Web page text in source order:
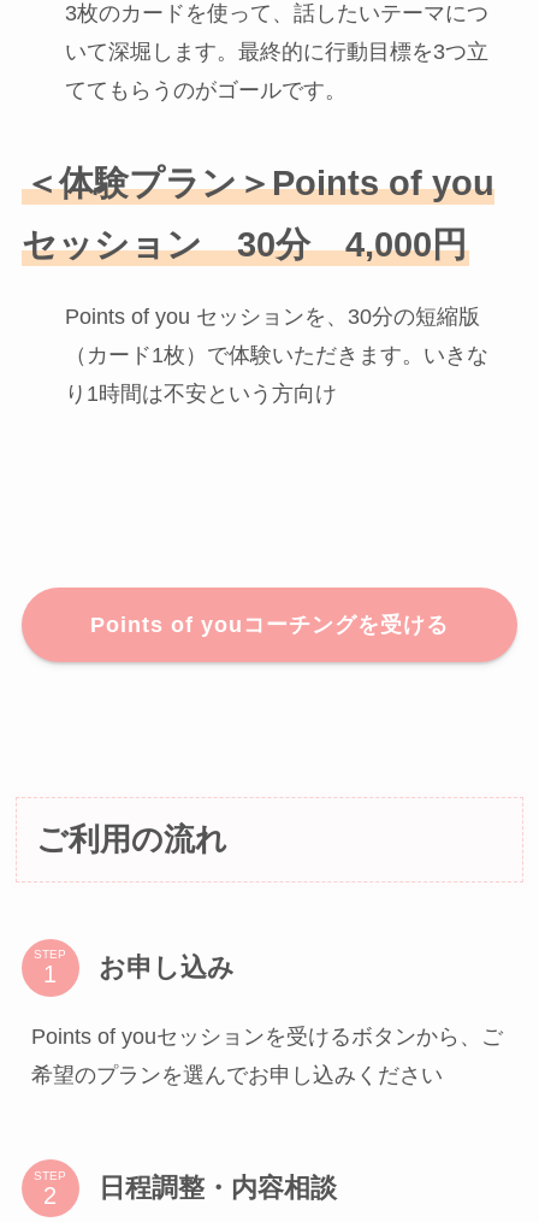
3枚のカードを使って、話したいテーマにつ
いて深堀します。最終的に行動目標を3つ立
ててもらうのがゴールです。
＜体験プラン＞Points of you
セッション 30分 4,000円
Points of you セッションを、30分の短縮版
（カード1枚）で体験いただきます。いきな
り1時間は不安という方向け
Points of youコーチングを受ける
ご利用の流れ
STEP お申し込み
Points of youセッションを受けるボタンから、ご
希望のプランを選んでお申し込みください
STEP 日程調整・内容相談